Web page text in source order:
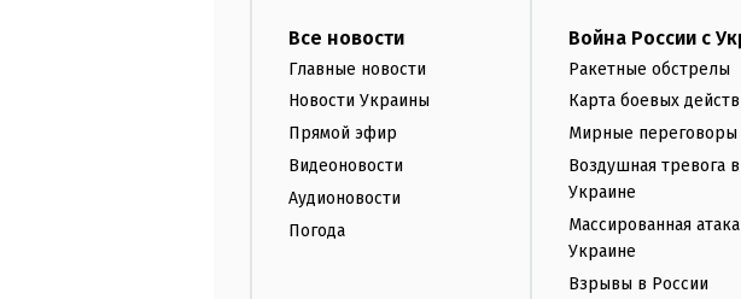
Все новости
Главные новости
Новости Украины
Прямой эфир
Видеоновости
Аудионовости
Погода
Война России с
Ракетные обстрелы
Карта боевых
Мирные переговоры
Воздушная тревога в
Украине
Массированная
Украине
Взрывы в России